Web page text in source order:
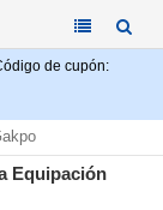
de cupón:
Equipación